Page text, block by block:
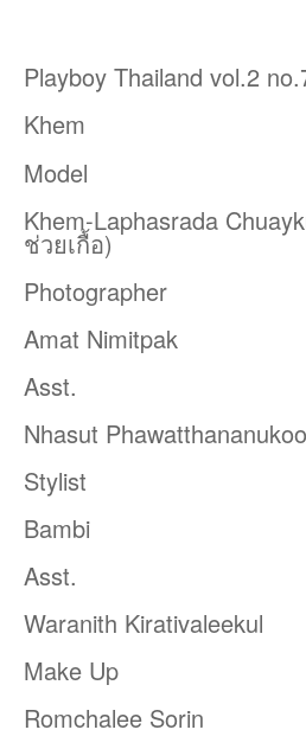
Playboy Thailand vol.2
Khem
Model
Khem-Laphasrada
ช่วยเกื้อ)
Photographer
Amat Nimitpak
Asst.
Nhasut
Stylist
Bambi
Asst.
Waranith Kirativaleekul
Make Up
Romchalee Sorin